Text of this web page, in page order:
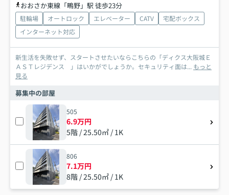
おおさか東線「鴫野」駅 徒歩23分
駐輪場 オートロック エレベーター CATV
宅配ボックス
インターネット対応
新生活を失敗せず、スタートさせたいならこちらの「ディクス大阪城Ｅ
ＡＳＴレジデンス 」はいかがでしょうか。セキュリティ面は... もっと
見る
募集中の部屋
505
6.9万円
5階 / 25.50㎡ / 1K
806
7.1万円
8階 / 25.50㎡ / 1K